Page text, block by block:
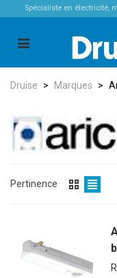
Spécialiste en électricité,
Druise > Marques >
Pertinence